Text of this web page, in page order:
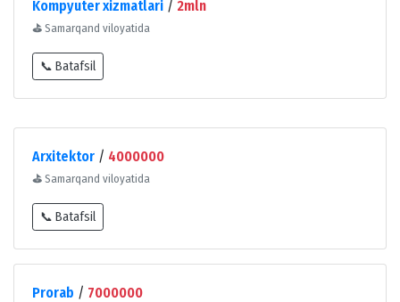
Kompyuter xizmatlari / 2mln
⛳ Samarqand viloyatida
📞 Batafsil
Arxitektor / 4000000
⛳ Samarqand viloyatida
📞 Batafsil
Prorab / 7000000